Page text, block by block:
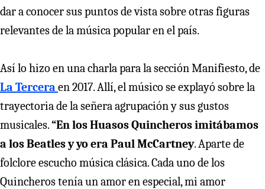
dar a conocer sus puntos de vista sobre otras figuras
relevantes de la música popular en el país.
Así lo hizo en una charla para la sección Manifiesto, de
La Tercera en 2017. Allí, el músico se explayó sobre la
trayectoria de la señera agrupación y sus gustos
musicales.“En los Huasos Quincheros imitábamos
a los Beatles y yo era Paul McCartney. Aparte de
folclore escucho música clásica. Cada uno de los
Quincheros tenía un amor en especial, mi amor